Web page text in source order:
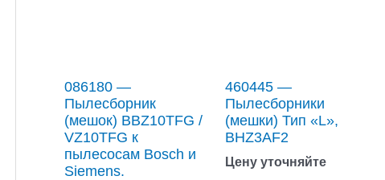
086180 —
Пылесборник
(мешок) BBZ10TFG /
VZ10TFG к
пылесосам Bosch и
Siemens.
460445 —
Пылесборники
(мешки) Тип «L»,
BHZ3AF2
Цену уточняйте